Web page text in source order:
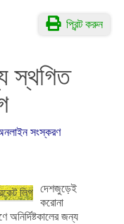
স্থগিত
সংস্করণ
দেশজুড়েই
করোনা
অনির্দিষ্টকালের জন্য
প্রিন্ট করুন